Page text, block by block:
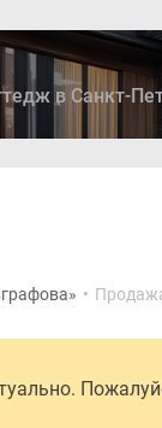
в Санкт-
•